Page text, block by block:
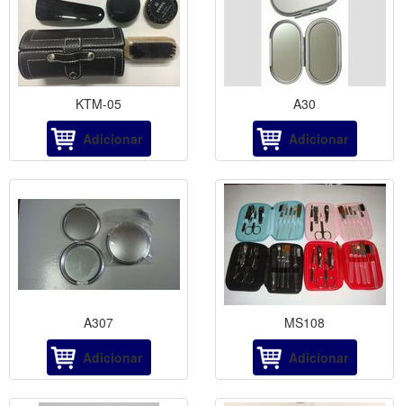
KTM-05
Adicionar
A30
Adicionar
A307
Adicionar
MS108
Adicionar